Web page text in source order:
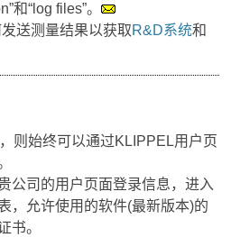
和“log files”。
送测量结果以获取R&D系统和
则始终可以通过KLIPPEL用户页
公司的用户页面登录信息，进入
，允许使用的软件(最新版本)的
书。